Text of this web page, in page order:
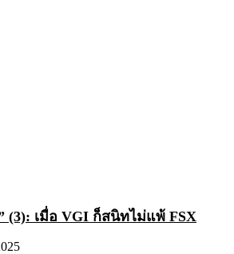
(3): เมื่อ VGI ก็สนิทไม่แพ้ FSX